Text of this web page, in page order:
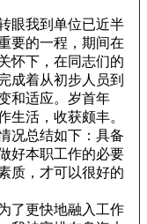
眼我到单位已近半
要的一程，期间在
怀下，在同志们的
成着从初步人员到
和适应。岁首年
生活，收获颇丰。
况总结如下：具备
好本职工作的必要
质，才可以很好的
了更快地融入工作